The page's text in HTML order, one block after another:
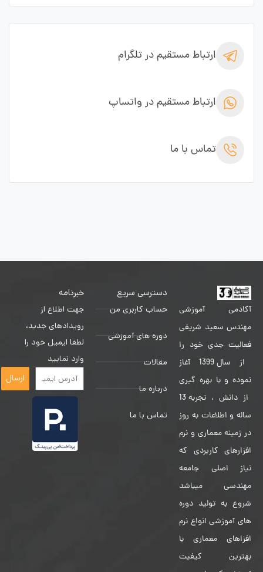
ارتباط مستقیم در تلگرام
ارتباط مستقیم در واتساپ
تماس با ما
آکادمی آموزشی
مهندس سعید شریفی
فعالیت جدی خود را
از سال 1399 آغاز
نموده و با بهره گیری
از دانش ، تجربه 13
ساله و اطلاعات به روز
در زمینه معماری و نرم
افزارهای کاربردی که
نیاز اصلی جامعه
مهندسی میباشد
شروع به تولید دوره
های آموزشی انواع نرم
افزاهای معماری با
بهترین کیفیت
دسترسی سریع
حساب کاربری من
دوره های آموزشی
مقالات
درباره ما
تماس با ما
خبرنامه
جهت اطلاع از
رویدادهای جدید،
لطفا ایمیل خود را
وارد نمایید
ارسال